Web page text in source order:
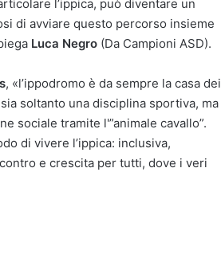
l’ippica, può diventare un
di avviare questo percorso insieme
Luca Negro (Da Campioni ASD).
, «l’ippodromo è da sempre la casa dei
soltanto una disciplina sportiva, ma
sociale tramite l'”animale cavallo”.
di vivere l’ippica: inclusiva,
e crescita per tutti, dove i veri